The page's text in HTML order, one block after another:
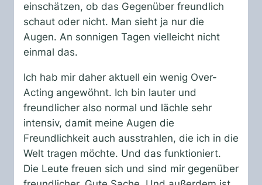
einschätzen, ob das Gegenüber freundlich
schaut oder nicht. Man sieht ja nur die
Augen. An sonnigen Tagen vielleicht nicht
einmal das.
Ich hab mir daher aktuell ein wenig Over-
Acting angewöhnt. Ich bin lauter und
freundlicher also normal und lächle sehr
intensiv, damit meine Augen die
Freundlichkeit auch ausstrahlen, die ich in die
Welt tragen möchte. Und das funktioniert.
Die Leute freuen sich und sind mir gegenüber